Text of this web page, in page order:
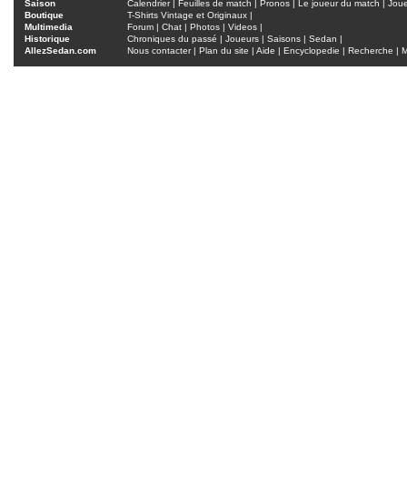
Saison Calendrier| Feuilles de match Pronos Le joueur du match
Boutique
T-Shirts Vintage et Originaux |
Multimedia
Forum | Chat | Photos | Videos |
Historique
Chroniques du passé | Joueurs | Saisons | Sedan |
AllezSedan.com
Nous contacter| Plan du site | Aide | Encyclopedie | Recherche |